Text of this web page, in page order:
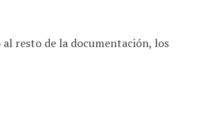
al resto de la documentación, los